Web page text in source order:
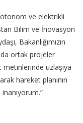
ve elektrikli
Bilim ve İnovasyon
Bakanlığımızın
ortak projeler
uzlaşıya
hareket planının